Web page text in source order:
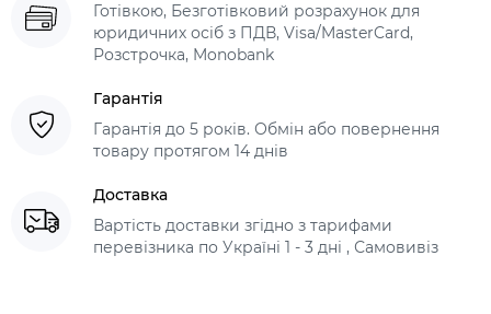
Готівкою, Безготівковий розрахунок для
юридичних осіб з ПДВ, Visa/MasterCard,
Розстрочка, Monobank
Гарантія
Гарантія до 5 років. Обмін або повернення
товару протягом 14 днів
Доставка
Вартість доставки згідно з тарифами
перевізника по Україні 1 - 3 дні , Самовивіз